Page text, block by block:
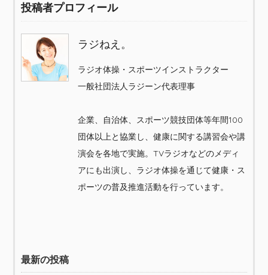
投稿者プロフィール
ラジねえ。
ラジオ体操・スポーツインストラクター
一般社団法人ラジーン代表理事
企業、自治体、スポーツ競技団体等年間100
団体以上と協業し、健康に関する講習会や講
演会を各地で実施。TVラジオなどのメディ
アにも出演し、ラジオ体操を通じて健康・ス
ポーツの普及推進活動を行っています。
最新の投稿